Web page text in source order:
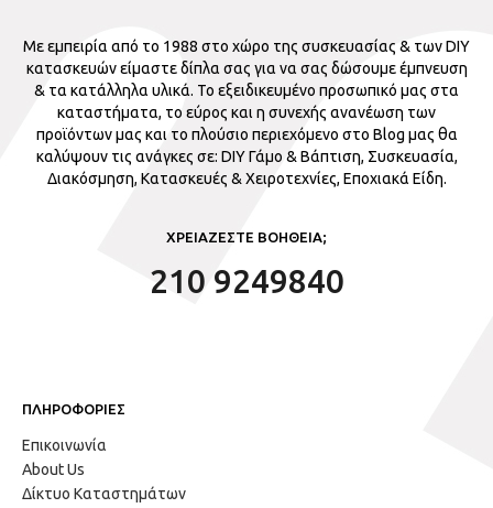
Με εμπειρία από το 1988 στο χώρο της συσκευασίας & των DIY
κατασκευών είμαστε δίπλα σας για να σας δώσουμε έμπνευση
& τα κατάλληλα υλικά. Το εξειδικευμένο προσωπικό μας στα
καταστήματα, το εύρος και η συνεχής ανανέωση των
προϊόντων μας και το πλούσιο περιεχόμενο στο Blog μας θα
καλύψουν τις ανάγκες σε: DIY Γάμο & Βάπτιση, Συσκευασία,
Διακόσμηση, Κατασκευές & Χειροτεχνίες, Εποχιακά Είδη.
ΧΡΕΙΑΖΕΣΤΕ ΒΟΗΘΕΙΑ;
210 9249840
ΠΛΗΡΟΦΟΡΙΕΣ
Επικοινωνία
About Us
Δίκτυο Καταστημάτων